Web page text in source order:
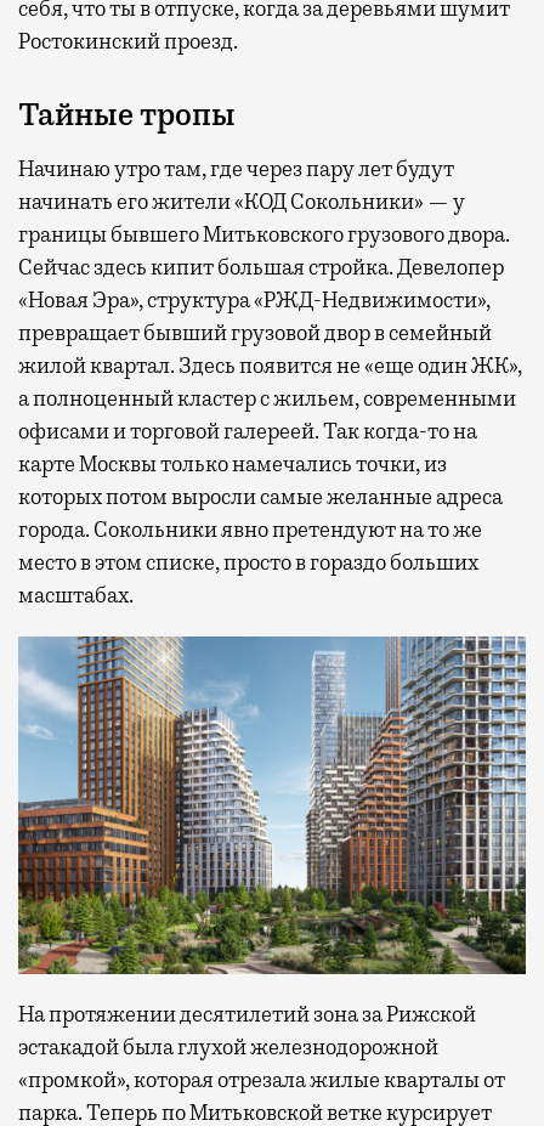
себя, что ты в отпуске, когда за деревьями шумит
Ростокинский проезд.
Тайные тропы
Начинаю утро там, где через пару лет будут
начинать его жители «КОД Сокольники» — у
границы бывшего Митьковского грузового двора.
Сейчас здесь кипит большая стройка. Девелопер
«Новая Эра», структура «РЖД-Недвижимости»,
превращает бывший грузовой двор в семейный
жилой квартал. Здесь появится не «еще один ЖК»,
а полноценный кластер с жильем, современными
офисами и торговой галереей. Так когда-то на
карте Москвы только намечались точки, из
которых потом выросли самые желанные адреса
города. Сокольники явно претендуют на то же
место в этом списке, просто в гораздо больших
масштабах.
На протяжении десятилетий зона за Рижской
эстакадой была глухой железнодорожной
«промкой», которая отрезала жилые кварталы от
парка. Теперь по Митьковской ветке курсирует